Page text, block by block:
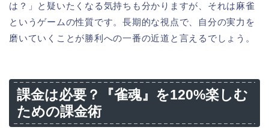
は？」と疑いたくなる気持ちも分かりますが、それは麻雀
というゲームの性質です。長期的な視点で、自分の実力を
磨いていくことが勝利への一番の近道と言えるでしょう。
課金は必要？『雀魂』を120%楽しむ
ための課金術